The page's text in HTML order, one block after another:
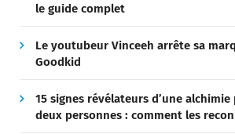
le guide complet
Le youtubeur Vinceeh arrête sa
Goodkid
15 signes révélateurs d’une
deux personnes : comment les